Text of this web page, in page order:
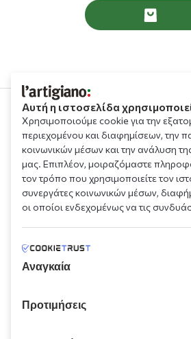
210 9709 100
Χρειάζεστε βοήθεια;
Αυτή η ιστοσελίδα
Χρησιμοποιούμε cookie για την
περιεχομένου και διαφημίσεων, την
κοινωνικών μέσων και την ανάλυση
μας. Επιπλέον, μοιραζόμαστε
τον τρόπο που χρησιμοποιείτε τον
συνεργάτες κοινωνικών μέσων,
οι οποίοι ενδεχομένως να τις
υπηρεσιών τους.
Αναγκαία
Προτιμήσεις